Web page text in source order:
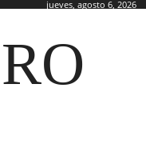
jueves, agosto 6, 2026